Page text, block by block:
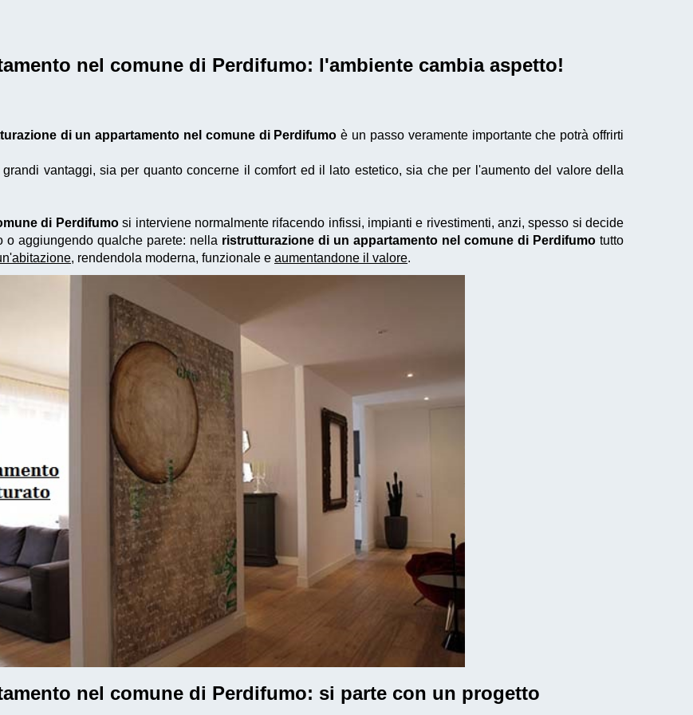
nel comune di Perdifumo: l'ambiente cambia aspetto!
di un appartamento nel comune di Perdifumo è un passo veramente importante che potrà offrirti
vantaggi, sia per quanto concerne il comfort ed il lato estetico, sia che per l'aumento del valore della
di Perdifumosi interviene normalmente rifacendo infissi, impianti e rivestimenti, anzi, spesso si decide
aggiungendo qualche parete: nella ristrutturazione di un appartamento nel comune di Perdifumo tutto
, rendendola moderna, funzionale e aumentandone il valore.
nel comune di Perdifumo: si parte con un progetto